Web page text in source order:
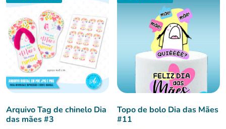
Arquivo Tag de chinelo Dia
das mães #3
Topo de bolo Dia das Mães
#11